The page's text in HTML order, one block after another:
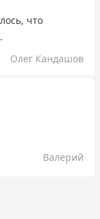
что
Олег Кандашов
Валерий